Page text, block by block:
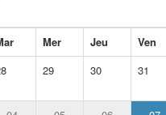
Mer Jeu Ven
29 30 31